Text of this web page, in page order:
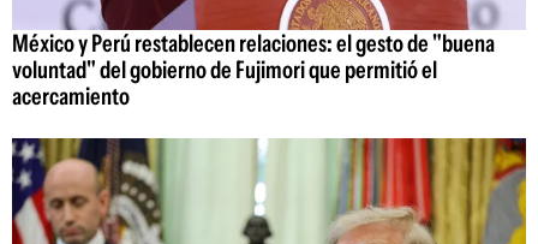
México y Perú restablecen relaciones: el gesto de "buena
voluntad" del gobierno de Fujimori que permitió el
acercamiento